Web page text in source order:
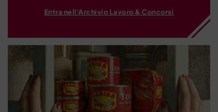
Entra nell'Archivio Lavoro & Concorsi